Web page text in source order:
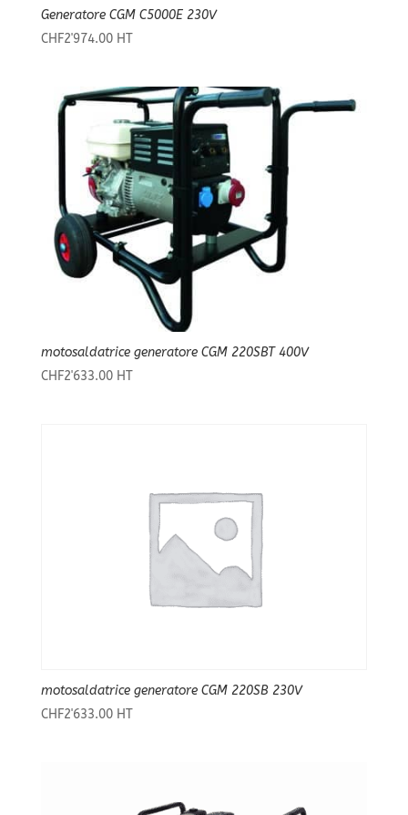
Generatore CGM C5000E 230V
CHF2'974.00 HT
motosaldatrice generatore CGM 220SBT 400V
CHF2'633.00 HT
motosaldatrice generatore CGM 220SB 230V
CHF2'633.00 HT